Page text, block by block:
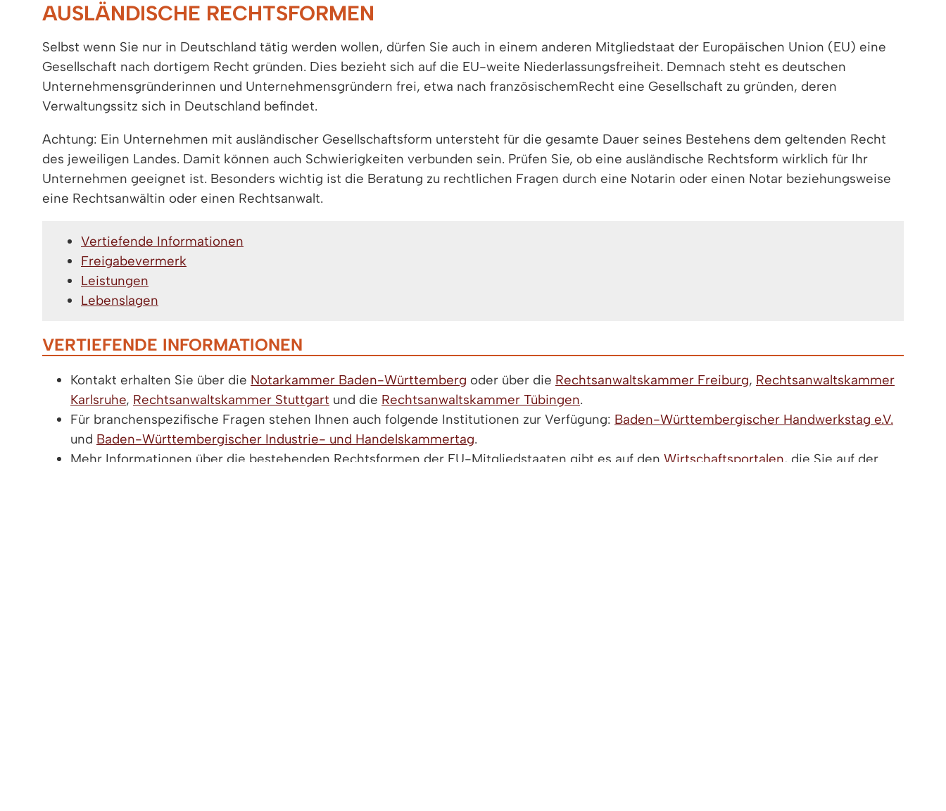
AUSLÄNDISCHE RECHTSFORMEN
Selbst wenn Sie nur in Deutschland tätig werden wollen, dürfen Sie auch in einem anderen Mitgliedstaat der Europäischen Union (EU) eine
Gesellschaft nach dortigem Recht gründen. Dies bezieht sich auf die EU-weite Niederlassungsfreiheit. Demnach steht es deutschen
Unternehmensgründerinnen und Unternehmensgründern frei, etwa nach französischemRecht eine Gesellschaft zu gründen, deren
Verwaltungssitz sich in Deutschland befindet.
Achtung: Ein Unternehmen mit ausländischer Gesellschaftsform untersteht für die gesamte Dauer seines Bestehens dem geltenden Recht
des jeweiligen Landes. Damit können auch Schwierigkeiten verbunden sein. Prüfen Sie, ob eine ausländische Rechtsform wirklich für Ihr
Unternehmen geeignet ist. Besonders wichtig ist die Beratung zu rechtlichen Fragen durch eine Notarin oder einen Notar beziehungsweise
eine Rechtsanwältin oder einen Rechtsanwalt.
Vertiefende Informationen
Freigabevermerk
Leistungen
Lebenslagen
VERTIEFENDE INFORMATIONEN
Kontakt erhalten Sie über die Notarkammer Baden-Württemberg oder über die Rechtsanwaltskammer Freiburg, Rechtsanwaltskammer
Karlsruhe, Rechtsanwaltskammer Stuttgart und die Rechtsanwaltskammer Tübingen.
Für branchenspezifische Fragen stehen Ihnen auch folgende Institutionen zur Verfügung: Baden-Württembergischer Handwerkstag e.V.
und Baden-Württembergischer Industrie- und Handelskammertag.
Mehr Informationen über die bestehenden Rechtsformen der EU-Mitgliedstaaten gibt es auf den Wirtschaftsportalen, die Sie auf der